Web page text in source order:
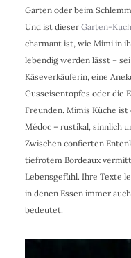
Garten oder beim
Und ist dieser Garten-
charmant ist, wie Mimi in
lebendig werden lässt –
Käseverkäuferin, eine
Gusseisentopfes oder die
Freunden. Mimis Küche ist
Médoc – rustikal, sinnlich
Zwischen confierten
tiefrotem Bordeaux
Lebensgefühl. Ihre Texte
in denen Essen immer
bedeutet.